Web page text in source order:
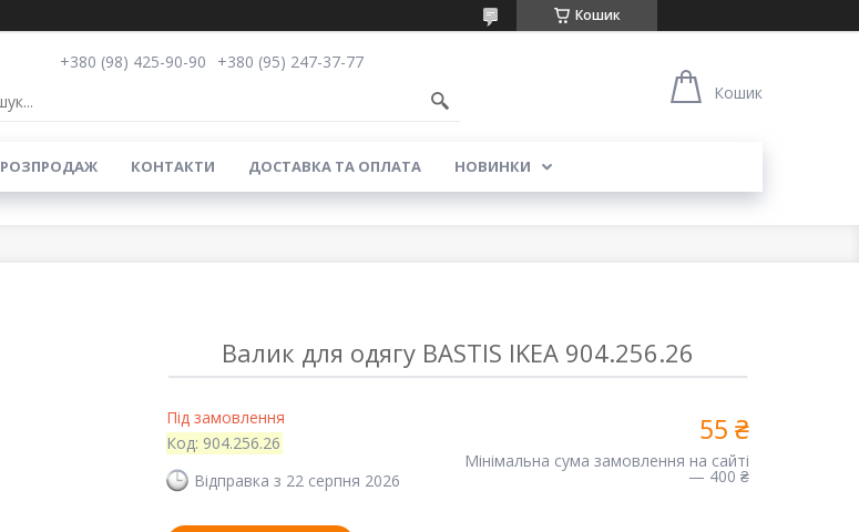
Кошик
+380 (98) 425-90-90
+380 (95) 247-37-77
Кошик
РОЗПРОДАЖ КОНТАКТИ ДОСТАВКА ТА ОПЛАТА НОВИНКИ
Валик для одягу BASTIS IKEA 904.256.26
Під замовлення
Код: 904.256.26
Відправка з 22 серпня 2026
55 ₴
Мінімальна сума замовлення на сайті
— 400 ₴